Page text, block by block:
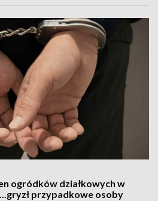
ogródków działkowych w
przypadkowe osoby